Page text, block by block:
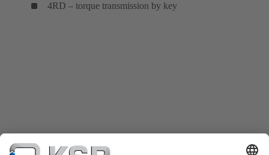
4RD – torque transmission by key